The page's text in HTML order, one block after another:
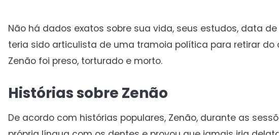
Não há dados exatos sobre sua vida, seus estudos, data
teria sido articulista de uma tramoia política para retirar
Zenão foi preso, torturado e morto.
Histórias sobre Zenão
De acordo com histórias populares, Zenão, durante as